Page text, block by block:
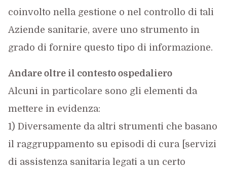
coinvolto nella gestione o nel controllo di tali
Aziende sanitarie, avere uno strumento in
grado di fornire questo tipo di informazione.
Andare oltre il contesto ospedaliero
Alcuni in particolare sono gli elementi da
mettere in evidenza:
1) Diversamente da altri strumenti che basano
il raggruppamento su episodi di cura [servizi
di assistenza sanitaria legati a un certo